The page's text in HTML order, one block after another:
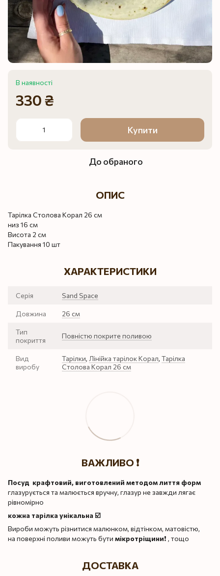
В наявності
330 ₴
Купити
До обраного
ОПИС
Тарілка Столова Корал 26 см
низ 16 см
Висота 2 см
Пакування 10 шт
ХАРАКТЕРИСТИКИ
Серія Sand Space
Довжина 26 см
Тип
покриття
Повністю покрите поливою
Вид
виробу
Тарілки, Лінійка тарілок Корал, Тарілка
Столова Корал 26 см
ВАЖЛИВО ❗️
Посуд крафтовий, виготовлений методом лиття форм
глазурується та малюється вручну, глазур не завжди лягає
рівномірно
кожна тарілка унікальна ☑️
Вироби можуть різнитися малюнком, відтінком, матовістю,
на поверхні поливи можуть бути мікротріщини❗️ , тощо
ДОСТАВКА